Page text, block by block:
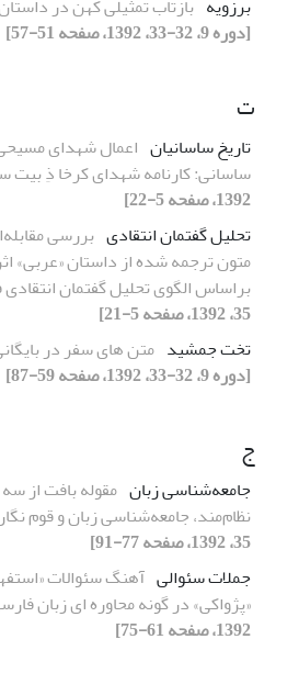
[دوره 9، 32-33، 1392، صفحه 51-57]
ت
تاریخ ساسانیان اعمال شهدای
ساسانی: کارنامه شهدای کرخا ذِ بیت
1392، صفحه 5-22]
تحلیل گفتمان انتقادی بررسی
متون ترجمه شده از داستان «عربی»
براساس الگوی تحلیل گفتمان
35، 1392، صفحه 5-21]
تخت جمشید متن های سفر در
[دوره 9، 32-33، 1392، صفحه 59-87]
ج
جامعه‌شناسی زبان مقوله‌ بافت از
نظام‌مند، جامعه‌شناسی زبان و قوم
35، 1392، صفحه 77-91]
جملات سئوالی آهنگ سئوالات
«پژواکی» در گونه محاوره ای زبان
1392، صفحه 61-75]